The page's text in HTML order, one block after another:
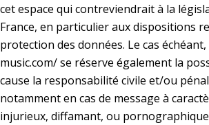
cet espace qui contreviendrait à la
France, en particulier aux dispositions
protection des données. Le cas échéant,
music.com/se réserve également la
cause la responsabilité civile et/ou
notamment en cas de message à
injurieux, diffamant, ou